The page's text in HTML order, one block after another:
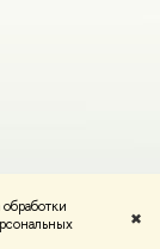
✖
Редактору